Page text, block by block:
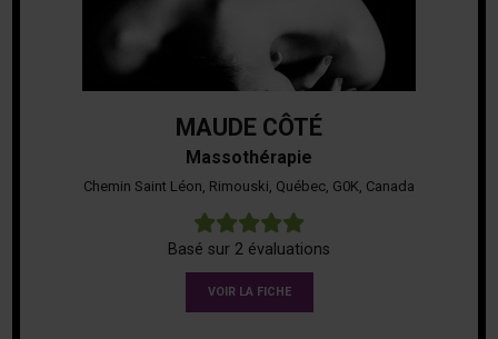
MAUDE CÔTÉ
Massothérapie
Chemin Saint Léon, Rimouski, Québec, G0K, Canada
Basé sur 2 évaluations
VOIR LA FICHE